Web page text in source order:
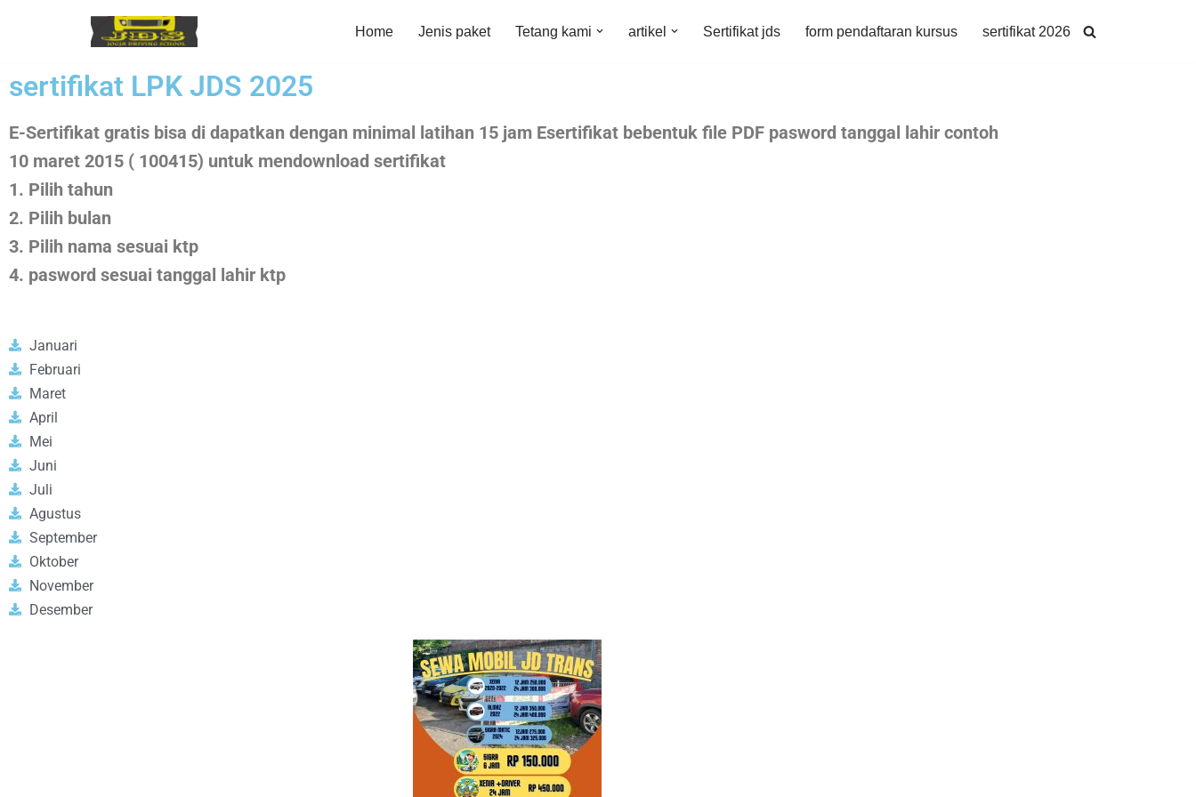
content
Home Jenis paket Tetang kami artikel Sertifikat jds form pendaftaran kursus sertifikat 2026
sertifikat LPK JDS 2025
E-Sertifikat gratis bisa di dapatkan dengan minimal latihan 15 jam Esertifikat bebentuk file PDF pasword tanggal lahir contoh
10 maret 2015 ( 100415) untuk mendownload sertifikat
1. Pilih tahun
2. Pilih bulan
3. Pilih nama sesuai ktp
4. pasword sesuai tanggal lahir ktp
Januari
Februari
Maret
April
Mei
Juni
Juli
Agustus
September
Oktober
November
Desember